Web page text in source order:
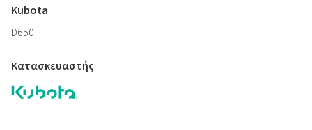
Kubota
D650
Κατασκευαστής